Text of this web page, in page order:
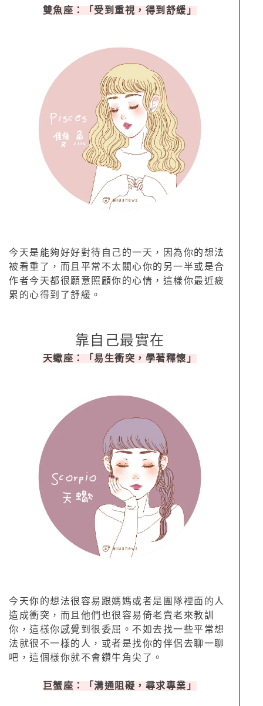
雙魚座：「受到重視，得到舒緩」
今天是能夠好好對待自己的一天，因為你的想法
被看重了，而且平常不太關心你的另一半或是合
作者今天都很願意照顧你的心情，這樣你最近疲
累的心得到了舒緩。
靠自己最實在
天蠍座：「易生衝突，學著釋懷」
今天你的想法很容易跟媽媽或者是團隊裡面的人
造成衝突，而且他們也很容易倚老賣老來教訓
你，這樣你感覺到很委屈。不如去找一些平常想
法就很不一樣的人，或者是找你的伴侶去聊一聊
吧，這個樣你就不會鑽牛角尖了。
巨蟹座：「溝通阻礙，尋求專業」